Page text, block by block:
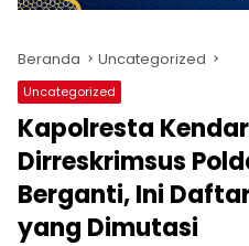
Beranda Uncategorized
Uncategorized
Kapolresta
Dirreskrimsus
Berganti, Ini
yang Dimutasi